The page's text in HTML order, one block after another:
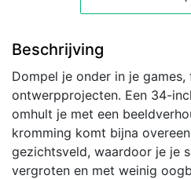
Pixels
Ultra
HD
LED
Zwart
aantal
Beschrijving
Dompel je onder in je
ontwerpprojecten. Een 34-
omhult je met een
kromming komt bijna
gezichtsveld, waardoor je je
vergroten en met weinig